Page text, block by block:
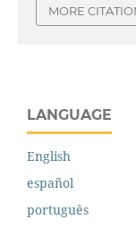
MORE
LANGUAGE
English
español
português